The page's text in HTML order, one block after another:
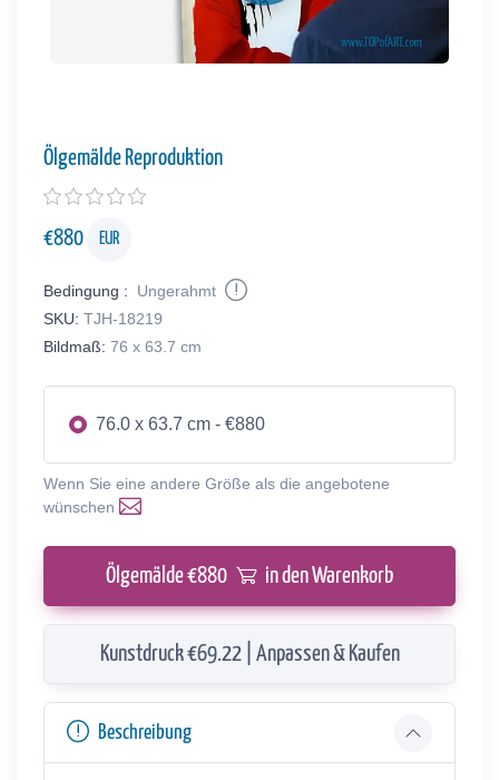
Ölgemälde Reproduktion
€880 EUR
Bedingung :
Ungerahmt
SKU: TJH-18219
Bildmaß: 76 x 63.7 cm
76.0 x 63.7 cm - €880
Wenn Sie eine andere Größe als die angebotene
wünschen
Ölgemälde €880 in den Warenkorb
Kunstdruck €69.22 | Anpassen & Kaufen
Beschreibung